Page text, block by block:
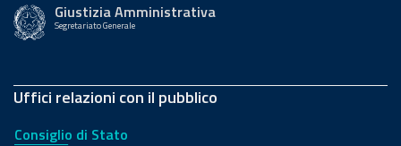
Giustizia Amministrativa
Segretariato Generale
Uffici relazioni con il pubblico
Consiglio di Stato